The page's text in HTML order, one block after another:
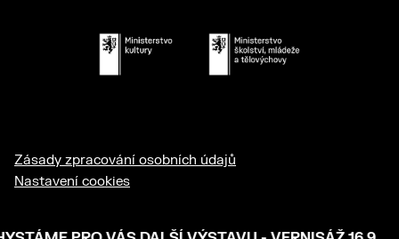
Zásady zpracování osobních údajů
Nastavení cookies